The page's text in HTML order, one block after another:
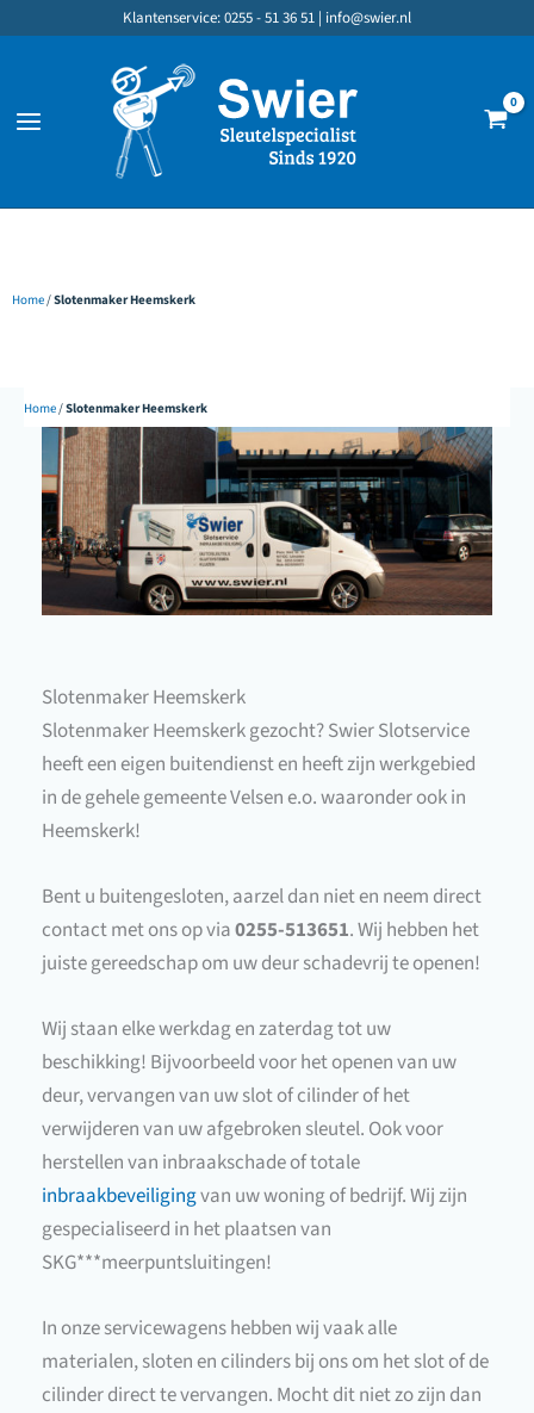
inhoud
Klantenservice: 0255 - 51 36 51 | info@swier.nl
Home/Slotenmaker Heemskerk
Home/Slotenmaker Heemskerk
Slotenmaker Heemskerk
Slotenmaker Heemskerk gezocht? Swier Slotservice
heeft een eigen buitendienst en heeft zijn werkgebied
in de gehele gemeente Velsen e.o. waaronder ook in
Heemskerk!
Bent u buitengesloten, aarzel dan niet en neem direct
contact met ons op via0255-513651. Wij hebben het
juiste gereedschap om uw deur schadevrij te openen!
Wij staan elke werkdag en zaterdag tot uw
beschikking! Bijvoorbeeld voor het openen van uw
deur, vervangen van uw slot of cilinder of het
verwijderen van uw afgebroken sleutel. Ook voor
herstellen van inbraakschade of totale
inbraakbeveiligingvan uw woning of bedrijf. Wij zijn
gespecialiseerd in het plaatsen van
SKG***meerpuntsluitingen!
In onze servicewagens hebben wij vaak alle
materialen, sloten en cilinders bij ons om het slot of de
cilinder direct te vervangen. Mocht dit niet zo zijn dan